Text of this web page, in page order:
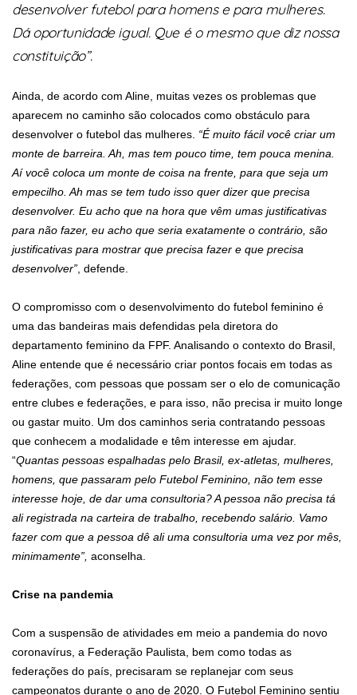
desenvolver futebol para homens e para mulheres.
Dá oportunidade igual. Que é o mesmo que diz nossa
constituição”.
Ainda, de acordo com Aline, muitas vezes os problemas que
aparecem no caminho são colocados como obstáculo para
desenvolver o futebol das mulheres. “É muito fácil você criar um
monte de barreira. Ah, mas tem pouco time, tem pouca menina.
Aí você coloca um monte de coisa na frente, para que seja um
empecilho. Ah mas se tem tudo isso quer dizer que precisa
desenvolver. Eu acho que na hora que vêm umas justificativas
para não fazer, eu acho que seria exatamente o contrário, são
justificativas para mostrar que precisa fazer e que precisa
desenvolver” , defende.
O compromisso com o desenvolvimento do futebol feminino é
uma das bandeiras mais defendidas pela diretora do
departamento feminino da FPF. Analisando o contexto do Brasil,
Aline entende que é necessário criar pontos focais em todas as
federações, com pessoas que possam ser o elo de comunicação
entre clubes e federações, e para isso, não precisa ir muito longe
ou gastar muito. Um dos caminhos seria contratando pessoas
que conhecem a modalidade e têm interesse em ajudar.
“Quantas pessoas espalhadas pelo Brasil, ex-atletas, mulheres,
homens, que passaram pelo Futebol Feminino, não tem esse
interesse hoje, de dar uma consultoria? A pessoa não precisa tá
ali registrada na carteira de trabalho, recebendo salário. Vamo
fazer com que a pessoa dê ali uma consultoria uma vez por mês,
minimamente”, aconselha.
Crise na pandemia
Com a suspensão de atividades em meio a pandemia do novo
coronavírus, a Federação Paulista, bem como todas as
federações do país, precisaram se replanejar com seus
campeonatos durante o ano de 2020. O Futebol Feminino sentiu